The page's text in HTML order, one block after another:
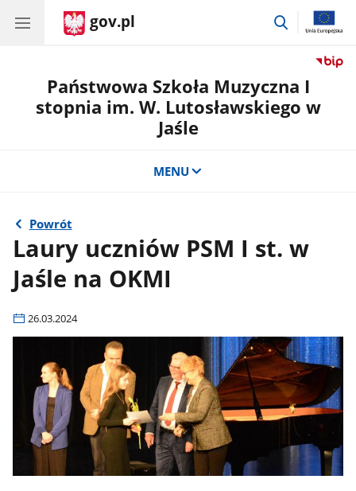
gov.pl
przejdź
Państwowa Szkoła Muzyczna I
stopnia im. W. Lutosławskiego w
Jaśle
MENU
Powrót
Laury uczniów PSM I st. w
Jaśle na OKMI
26.03.2024